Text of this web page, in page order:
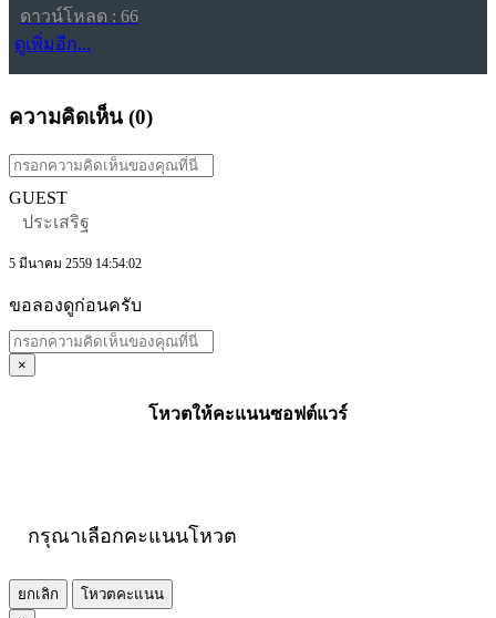
ดาวน์โหลด : 66
ดูเพิ่มอีก...
ความคิดเห็น (0)
GUEST
ประเสริฐ
5 มีนาคม 2559 14:54:02
ขอลองดูก่อนครับ
×
โหวตให้คะแนนซอฟต์แวร์
กรุณาเลือกคะแนนโหวต
ยกเลิก
โหวตคะแนน